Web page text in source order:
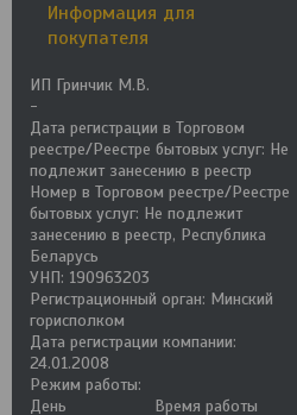
Информация для
покупателя
ИП Гринчик М.В.
-
Дата регистрации в Торговом
реестре/Реестре бытовых услуг: Не
подлежит занесению в реестр
Номер в Торговом реестре/Реестре
бытовых услуг: Не подлежит
занесению в реестр, Республика
Беларусь
УНП: 190963203
Регистрационный орган: Минский
горисполком
Дата регистрации компании:
24.01.2008
Режим работы:
День
Время работы